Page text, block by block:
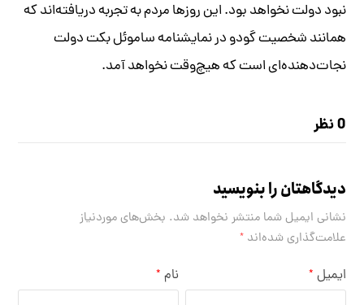
نبود دولت نخواهد بود. این روزها مردم به تجربه دریافته‌اند که
همانند شخصیت گودو در نمایشنامه ساموئل بکت دولت
نجات‌دهنده‌ای است که هیچ‌وقت نخواهد آمد.
0 نظر
دیدگاهتان را بنویسید
نشانی ایمیل شما منتشر نخواهد شد. بخش‌های موردنیاز
علامت‌گذاری شده‌اند*
نام * ایمیل *